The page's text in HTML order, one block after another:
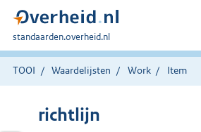
U
bent
hier:
standaarden.overheid.nl
TOOI Waardelijsten Work Item
richtlijn